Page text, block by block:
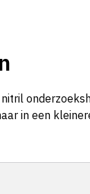
in een